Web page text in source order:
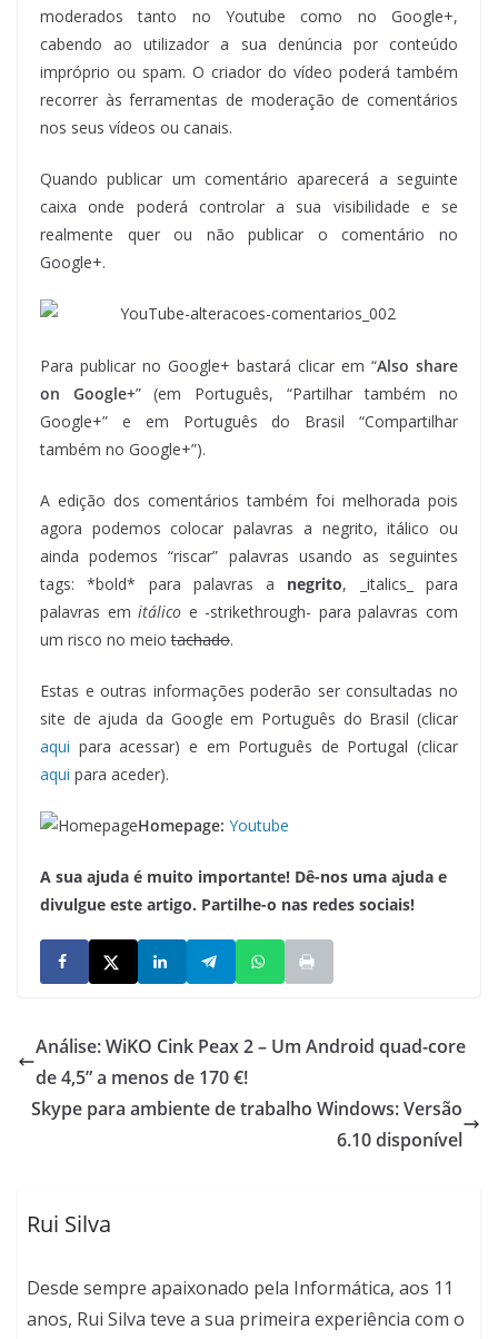
moderados tanto no Youtube como no Google+,
cabendo ao utilizador a sua denúncia por conteúdo
impróprio ou spam. O criador do vídeo poderá também
recorrer às ferramentas de moderação de comentários
nos seus vídeos ou canais.
Quando publicar um comentário aparecerá a seguinte
caixa onde poderá controlar a sua visibilidade e se
realmente quer ou não publicar o comentário no
Google+.
Para publicar no Google+ bastará clicar em “Also share
on Google+” (em Português, “Partilhar também no
Google+” e em Português do Brasil “Compartilhar
também no Google+”).
A edição dos comentários também foi melhorada pois
agora podemos colocar palavras a negrito, itálico ou
ainda podemos “riscar” palavras usando as seguintes
tags: *bold* para palavras a negrito, _italics_ para
palavras emitálico e -strikethrough- para palavras com
um risco no meiotachado.
Estas e outras informações poderão ser consultadas no
site de ajuda da Google em Português do Brasil (clicar
aqui para acessar) e em Português de Portugal (clicar
aqui para aceder).
Homepage: Youtube
A sua ajuda é muito importante! Dê-nos uma ajuda e
divulgue este artigo. Partilhe-o nas redes sociais!
Análise: WiKO Cink Peax 2 – Um Android quad-core
de 4,5” a menos de 170 €!
Skype para ambiente de trabalho Windows: Versão
6.10 disponível
Rui Silva
Desde sempre apaixonado pela Informática, aos 11
anos, Rui Silva teve a sua primeira experiência com o